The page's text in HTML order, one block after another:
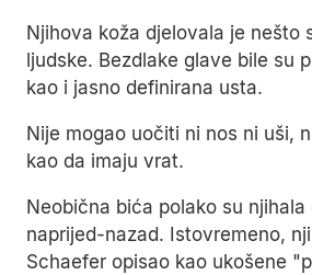
Njihova koža djelovala je nešto
ljudske. Bezdlake glave bile su
kao i jasno definirana usta.
Nije mogao uočiti ni nos ni uši,
kao da imaju vrat.
Neobična bića polako su
naprijed-nazad. Istovremeno,
Schaefer opisao kao ukošene